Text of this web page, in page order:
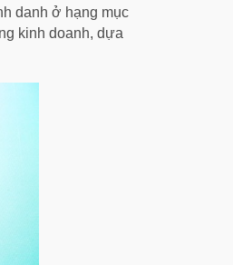
danh ở hạng mục
kinh doanh, dựa